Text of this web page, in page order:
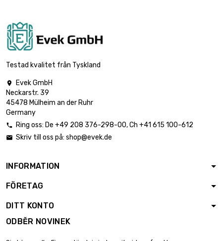
délka : 1 Meter
průměr : 55mm
délka : 1 Meter
délka : 1 Meter
Testad kvalitet från Tyskland

Evek GmbH
Neckarstr. 39
45478 Mülheim an der Ruhr
Germany
 Ring oss: De +49 208 376-298-00, Ch +41 615 100-612
 Skriv till oss på: shop@evek.de
INFORMATION
FÖRETAG
DITT KONTO
ODBĚR NOVINEK